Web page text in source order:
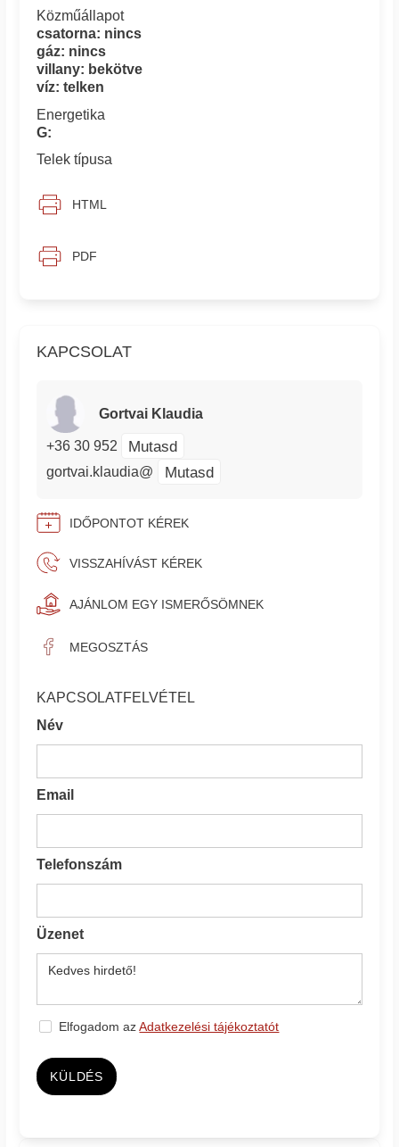
KAPCSOLAT
Gortvai Klaudia
+36 30 952 Mutasd
gortvai.klaudia@ Mutasd
IDŐPONTOT KÉREK
VISSZAHÍVÁST KÉREK
AJÁNLOM EGY ISMERŐSÖMNEK
MEGOSZTÁS
KAPCSOLATFELVÉTEL
Név
Email
Telefonszám
Üzenet
Elfogadom azAdatkezelési tájékoztatót
KÜLDÉS
Közműállapot
csatorna: nincs
gáz: nincs
villany: bekötve
víz: telken
Energetika
G:
Telek típusa
HTML
PDF